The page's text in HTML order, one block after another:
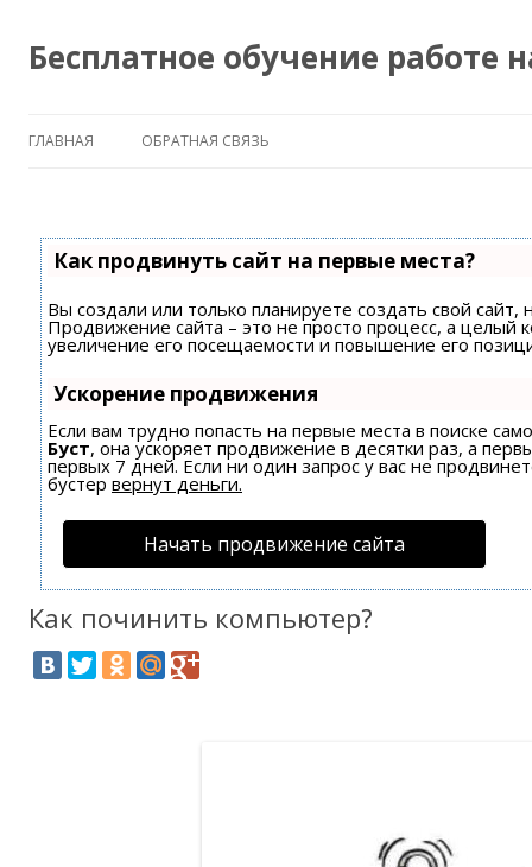
Бесплатное обучение работе
ГЛАВНАЯ ОБРАТНАЯ СВЯЗЬ
Как продвинуть сайт на первые места?
Вы создали или только планируете создать свой сайт,
Продвижение сайта – это не просто процесс, а целый
увеличение его посещаемости и повышение его
Ускорение продвижения
Если вам трудно попасть на первые места в поиске
Буст, она ускоряет продвижение в десятки раз, а
первых 7 дней. Если ни один запрос у вас не
бустер вернут деньги.
Начать продвижение сайта
Как починить компьютер?